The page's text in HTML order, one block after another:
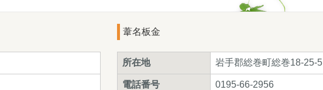
葦名板金
所在地 岩手郡総巻町総巻18-25-5
電話番号 0195-66-2956